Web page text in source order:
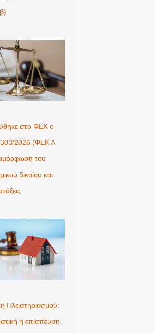
στο ΦΕΚ ο
2026 (ΦΕΚ Α
του
δικαίου και
Πλειστηριασμού:
η επίσπευση